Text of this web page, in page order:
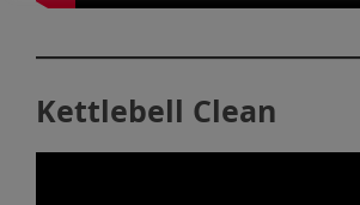
Kettlebell Clean